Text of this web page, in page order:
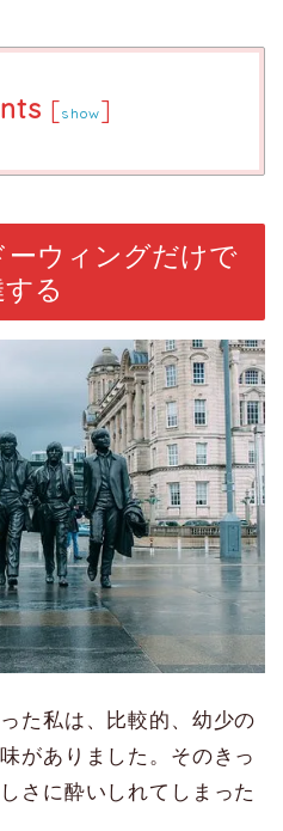
[show]
ーウィングだけで
る
た私は、比較的、幼少の
がありました。そのきっ
さに酔いしれてしまった